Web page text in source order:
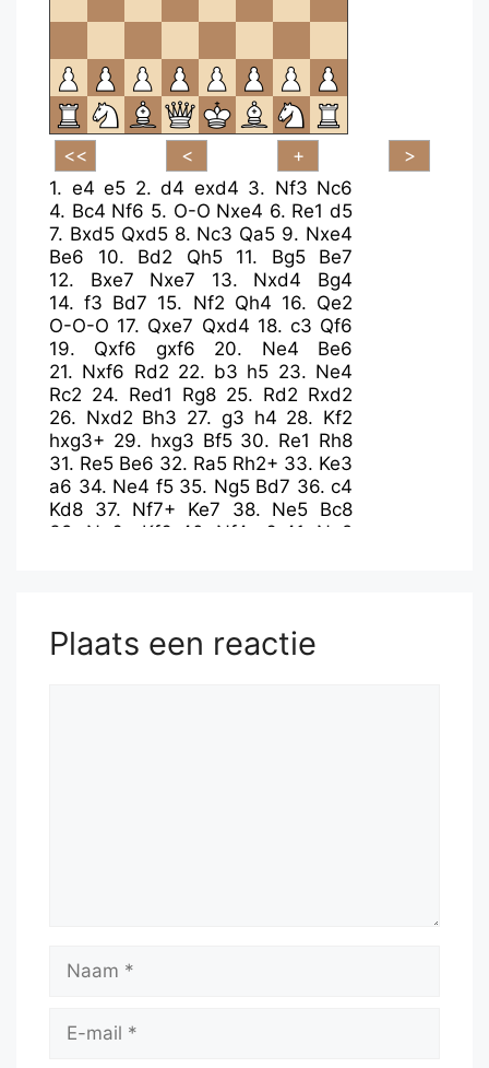
1. e4 e5 2. d4 exd4 3. Nf3 Nc6
4. Bc4 Nf6 5. O-O Nxe4 6. Re1 d5
7. Bxd5 Qxd5 8. Nc3 Qa5 9. Nxe4
Be6
10. Bd2 Qh5 11. Bg5
Be7
12. Bxe7 Nxe7 13. Nxd4
Bg4
14.f3 Bd7 15. Nf2 Qh4 16. Qe2
O-O-O 17. Qxe7 Qxd4 18. c3 Qf6
19. Qxf6 gxf6 20. Ne4
Be6
21. Nxf6 Rd2 22. b3 h5 23. Ne4
Rc2 24. Red1 Rg8 25. Rd2 Rxd2
26. Nxd2 Bh3 27. g3 h4 28. Kf2
hxg3+ 29. hxg3 Bf5 30. Re1 Rh8
31. Re5 Be6 32. Ra5 Rh2+ 33. Ke3
a6 34. Ne4 f5 35. Ng5 Bd7 36. c4
Kd8 37. Nf7+ Ke7 38. Ne5 Bc8
39. Ng6+ Kf6 40. Nf4 c6 41. Ne2
50.Ne4+ Ke7 51.Nxc5
bxc4
Plaats een reactie
Naam